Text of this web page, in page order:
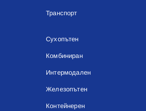
Транспорт
Сухопътен
Комбиниран
Интермодален
Железопътен
Контейнерен